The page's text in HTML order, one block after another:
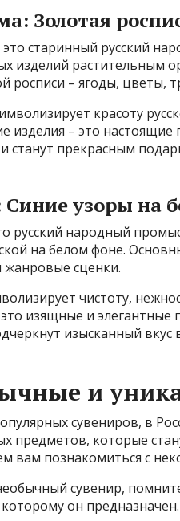
Золотая
старинный русский
изделий растительным
росписи – ягоды, цветы,
красоту
изделия – это
станут прекрасным
Синие узоры на
русский народный
на белом фоне.
жанровые сценки.
чистоту,
это изящные и
изысканный вкус
и
сувениров, в
предметов, которые
вам познакомиться с
сувенир,
он предназначен.